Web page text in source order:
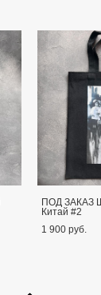
ПОД ЗАКАЗ
Китай #2
1 900 pуб.